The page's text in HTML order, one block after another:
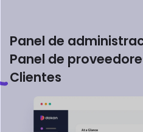
Panel de
Panel de
Clientes